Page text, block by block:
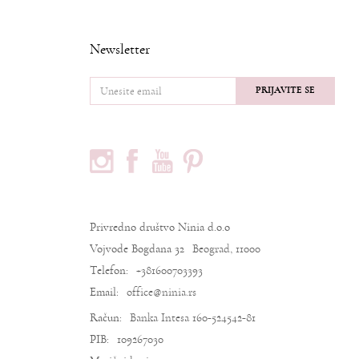
Newsletter
PRIJAVITE SE
Privredno društvo Ninia d.o.o
Vojvode Bogdana 32 Beograd, 11000
Telefon: +381600703393
Email: office@ninia.rs
Račun: Banka Intesa 160-524542-81
PIB: 109267030